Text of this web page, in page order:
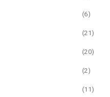
(6)
(21)
(20)
(2)
(11)